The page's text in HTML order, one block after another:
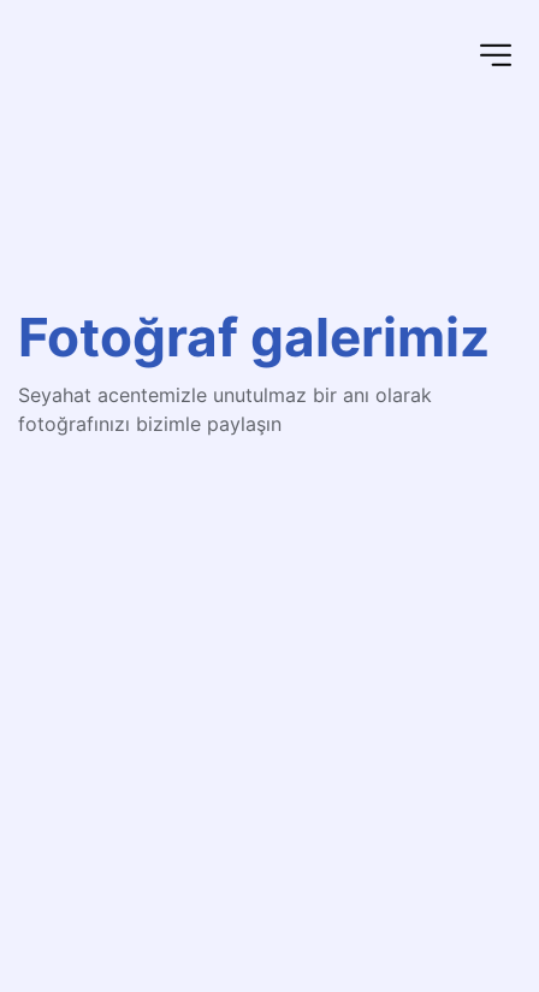
Fotoğraf galerimiz
Seyahat acentemizle unutulmaz bir anı olarak
fotoğrafınızı bizimle paylaşın